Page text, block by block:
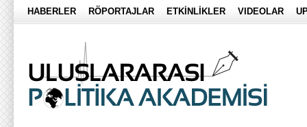
HABERLER RÖPORTAJLAR ETKİNLİKLER VIDEOLAR